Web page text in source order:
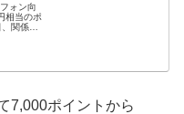
ォン向
相当のポ
関係…
7,000ポイントから